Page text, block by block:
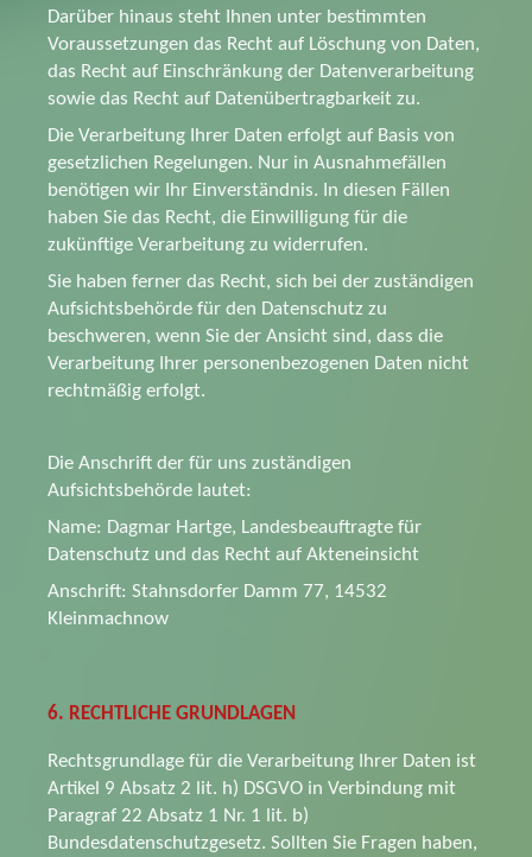
Darüber hinaus steht Ihnen unter bestimmten
Voraussetzungen das Recht auf Löschung von Daten,
das Recht auf Einschränkung der Datenverarbeitung
sowie das Recht auf Datenübertragbarkeit zu.
Die Verarbeitung Ihrer Daten erfolgt auf Basis von
gesetzlichen Regelungen. Nur in Ausnahmefällen
benötigen wir Ihr Einverständnis. In diesen Fällen
haben Sie das Recht, die Einwilligung für die
zukünftige Verarbeitung zu widerrufen.
Sie haben ferner das Recht, sich bei der zuständigen
Aufsichtsbehörde für den Datenschutz zu
beschweren, wenn Sie der Ansicht sind, dass die
Verarbeitung Ihrer personenbezogenen Daten nicht
rechtmäßig erfolgt.
Die Anschrift der für uns zuständigen
Aufsichtsbehörde lautet:
Name: Dagmar Hartge, Landesbeauftragte für
Datenschutz und das Recht auf Akteneinsicht
Anschrift: Stahnsdorfer Damm 77, 14532
Kleinmachnow
6. RECHTLICHE GRUNDLAGEN
Rechtsgrundlage für die Verarbeitung Ihrer Daten ist
Artikel 9 Absatz 2 lit. h) DSGVO in Verbindung mit
Paragraf 22 Absatz 1 Nr. 1 lit. b)
Bundesdatenschutzgesetz. Sollten Sie Fragen haben,